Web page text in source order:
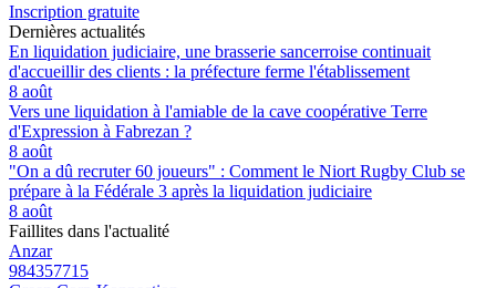
Inscription gratuite
Dernières actualités
En liquidation judiciaire, une brasserie sancerroise continuait
d'accueillir des clients : la préfecture ferme l'établissement
8 août
Vers une liquidation à l'amiable de la cave coopérative Terre
d'Expression à Fabrezan ?
8 août
"On a dû recruter 60 joueurs" : Comment le Niort Rugby Club se
prépare à la Fédérale 3 après la liquidation judiciaire
8 août
Faillites dans l'actualité
Anzar
984357715